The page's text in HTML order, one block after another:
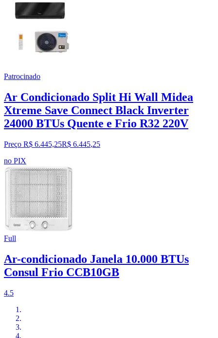
Patrocinado
Ar Condicionado Split Hi Wall Midea
Xtreme Save Connect Black Inverter
24000 BTUs Quente e Frio R32 220V
Preço R$ 6.445,25R$ 6.445,25
no PIX
Full
Ar-condicionado Janela 10.000 BTUs
Consul Frio CCB10GB
4.5